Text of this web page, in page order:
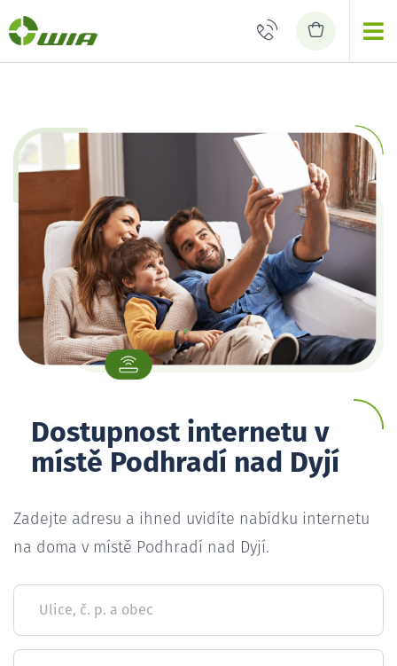
Dostupnost internetu v
místě Podhradí nad Dyjí
Zadejte adresu a ihned uvidíte nabídku internetu
na doma v místě Podhradí nad Dyjí.
Ulice, č. p. a obec